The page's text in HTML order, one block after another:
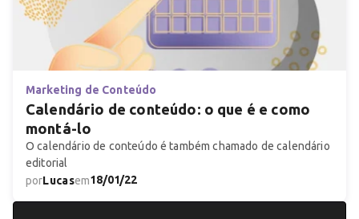
Marketing de Conteúdo
Calendário de conteúdo: o que é e como
montá-lo
O calendário de conteúdo é também chamado de calendário
editorial
porLucasem18/01/22